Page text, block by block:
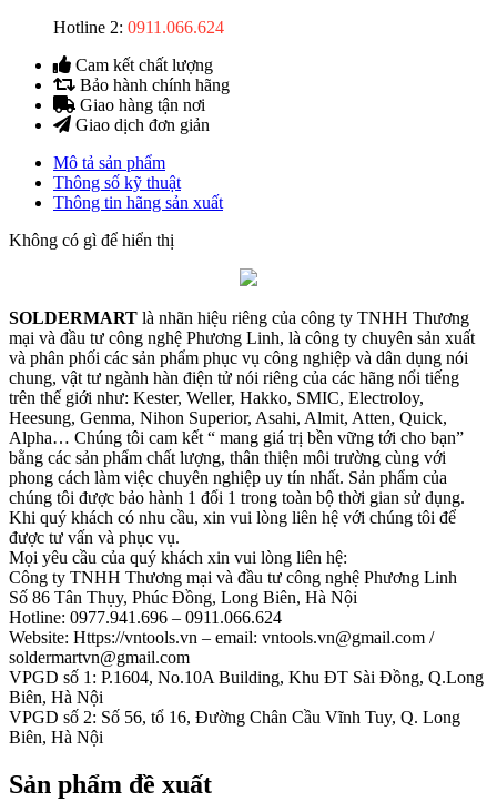
Hotline 2: 0911.066.624
Cam kết chất lượng
Bảo hành chính hãng
Giao hàng tận nơi
Giao dịch đơn giản
Mô tả sản phẩm
Thông số kỹ thuật
Thông tin hãng sản xuất
Không có gì để hiển thị
SOLDERMART là nhãn hiệu riêng của công ty TNHH Thương
mại và đầu tư công nghệ Phương Linh, là công ty chuyên sản xuất
và phân phối các sản phẩm phục vụ công nghiệp và dân dụng nói
chung, vật tư ngành hàn điện tử nói riêng của các hãng nổi tiếng
trên thế giới như: Kester, Weller, Hakko, SMIC, Electroloy,
Heesung, Genma, Nihon Superior, Asahi, Almit, Atten, Quick,
Alpha… Chúng tôi cam kết “ mang giá trị bền vững tới cho bạn”
bằng các sản phẩm chất lượng, thân thiện môi trường cùng với
phong cách làm việc chuyên nghiệp uy tín nhất. Sản phẩm của
chúng tôi được bảo hành 1 đổi 1 trong toàn bộ thời gian sử dụng.
Khi quý khách có nhu cầu, xin vui lòng liên hệ với chúng tôi để
được tư vấn và phục vụ.
Mọi yêu cầu của quý khách xin vui lòng liên hệ:
Công ty TNHH Thương mại và đầu tư công nghệ Phương Linh
Số 86 Tân Thụy, Phúc Đồng, Long Biên, Hà Nội
Hotline: 0977.941.696 – 0911.066.624
Website: Https://vntools.vn – email: vntools.vn@gmail.com /
soldermartvn@gmail.com
VPGD số 1: P.1604, No.10A Building, Khu ĐT Sài Đồng, Q.Long
Biên, Hà Nội
VPGD số 2: Số 56, tổ 16, Đường Chân Cầu Vĩnh Tuy, Q. Long
Biên, Hà Nội
Sản phẩm đề xuất